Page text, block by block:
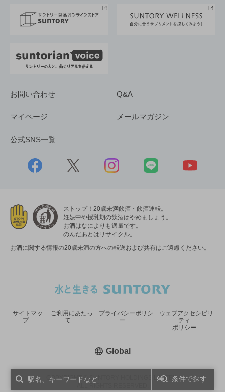
条件で探す
採用情報
お問い合わせ Q&A
マイページ メールマガジン
公式SNS一覧
ストップ！20歳未満飲酒・飲酒運転。
妊娠中や授乳期の飲酒はやめましょう。
お酒はなによりも適量です。
のんだあとはリサイクル。
お酒に関する情報の20歳未満の方への転送および共有はご遠慮ください。
COPYRIGHT © SUNTORY HOLDINGS LIMITED.
サイトマッ
プ
ご利用にあたっ
て
プライバシーポリシ
ー
ウェブアクセシビリ
ティ
ポリシー
Global新しいウィンドウで開く